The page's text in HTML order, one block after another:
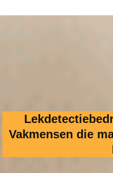
Vakmensen die